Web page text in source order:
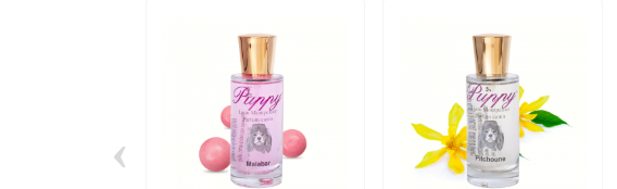
‹